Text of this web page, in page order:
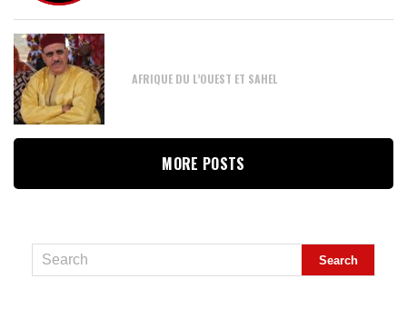
AFRIQUE DU L’OUEST ET SAHEL
MORE POSTS